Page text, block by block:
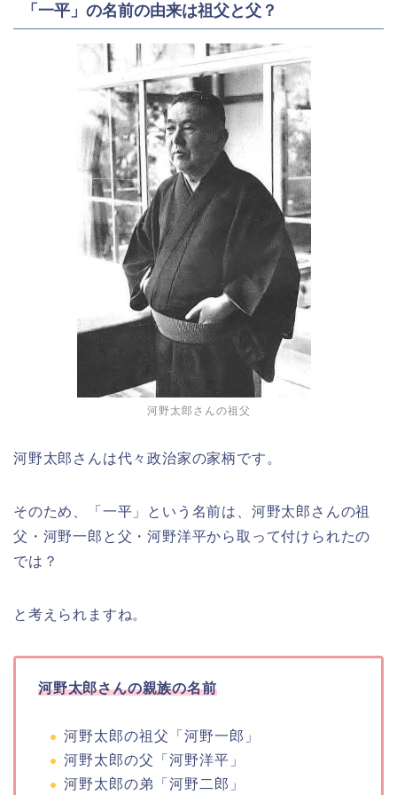
「一平」の名前の由来は祖父と父？
河野太郎さんの祖父
河野太郎さんは代々政治家の家柄です。
そのため、「一平」という名前は、河野太郎さんの祖
父・河野一郎と父・河野洋平から取って付けられたの
では？
と考えられますね。
河野太郎さんの親族の名前
河野太郎の祖父「河野一郎」
河野太郎の父「河野洋平」
河野太郎の弟「河野二郎」